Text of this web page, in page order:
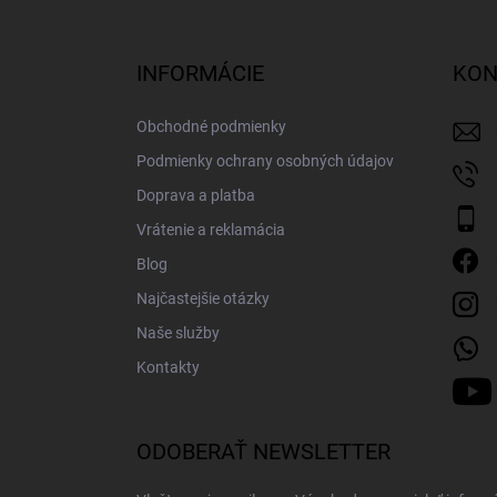
INFORMÁCIE
Obchodné podmienky
Podmienky ochrany osobných údajov
Doprava a platba
Vrátenie a reklamácia
Blog
Najčastejšie otázky
Naše služby
Kontakty
ODOBERAŤ NEWSLETTER